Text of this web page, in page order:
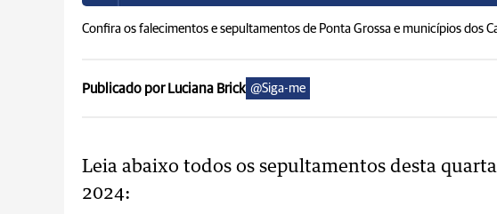
Confira os falecimentos e sepultamentos de Ponta Grossa e municípios dos
Publicado por Luciana Brick @Siga-me
Leia abaixo todos os sepultamentos desta
2024: